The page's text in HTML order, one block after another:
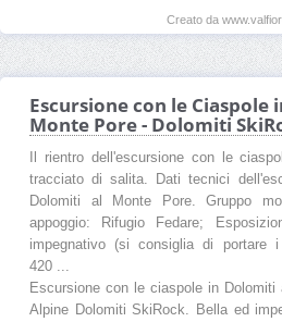
Creato da
Escursione con le Ciaspole
Monte Pore - Dolomiti
Il rientro dell'escursione con le
tracciato di salita. Dati tecnici
Dolomiti al Monte Pore. Gruppo
appoggio: Rifugio Fedare;
impegnativo (si consiglia di portare
420 ...
Escursione con le ciaspole in
Alpine Dolomiti SkiRock. Bella ed